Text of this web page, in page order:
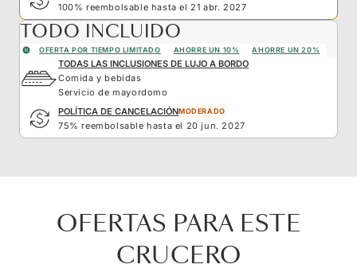
100% reembolsable hasta el 21 abr. 2027
TODO INCLUIDO
OFERTA POR TIEMPO LIMITADO AHORRE UN 10% AHORRE UN 20%
TODAS LAS INCLUSIONES DE LUJO A BORDO
Comida y bebidas
Servicio de mayordomo
POLÍTICA DE CANCELACIÓNMODERADO
75% reembolsable hasta el 20 jun. 2027
OFERTAS PARA ESTE
CRUCERO